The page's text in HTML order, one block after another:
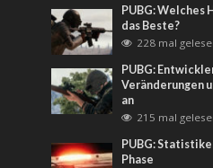
PUBG:
das Beste?
228 mal
PUBG:
Veränderungen
an
215 mal
PUBG:
Phase